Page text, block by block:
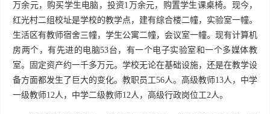
万余元，购买学生电脑，投资1万余元，购置学生课桌椅。现今，
红光村二组校址是学校的教学点，建有综合楼二幢，实验室一幢。
生活区有教师宿舍三幢，学生公寓二幢，会议室一幢。现有计算机
房两个，有先进的电脑53台，有一个电子实验室和一个多媒体教
室。固定资产约一千多万元。学校无论在基础设施，还是在教学设
备方面都发生了巨大的变化。教职员工56人。高级教师13人，中学
一级教师12人，中学二级教师12人，高级行政岗位工2人。